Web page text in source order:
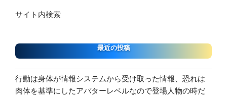
サイト内検索
最近の投稿
行動は身体が情報システムから受け取った情報、恐れは
肉体を基準にしたアバターレベルなので登場人物の時だ